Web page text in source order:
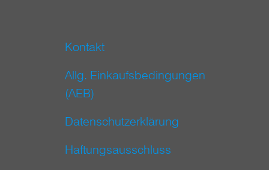
Kontakt
Allg. Einkaufsbedingungen
(AEB)
Datenschutzerklärung
Haftungsausschluss